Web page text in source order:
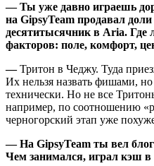
— Ты уже давно играешь
на GipsyTeam продавал
десятитысячник в Aria. Где
факторов: поле, комфорт,
—Тритон в Чеджу. Туда
Их нельзя назвать фишами, но
технически. Но не все
например, по соотношению
черногорский этап уже
— На GipsyTeam ты вел блог
Чем занимался, играл кэш в